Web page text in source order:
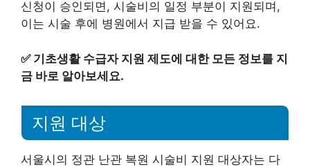
신청이 승인되면, 시술비의 일정 부분이 지원되며,
이는 시술 후에 병원에서 지급 받을 수 있어요.
✅ 기초생활 수급자 지원 제도에 대한 모든 정보를 지
금 바로 알아보세요.
지원 대상
서울시의 정관 난관 복원 시술비 지원 대상자는 다